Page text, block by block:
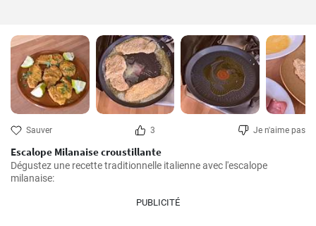
Sauver 3 Je n'aime pas
Escalope Milanaise croustillante
Dégustez une recette traditionnelle italienne avec l'escalope
milanaise:
PUBLICITÉ